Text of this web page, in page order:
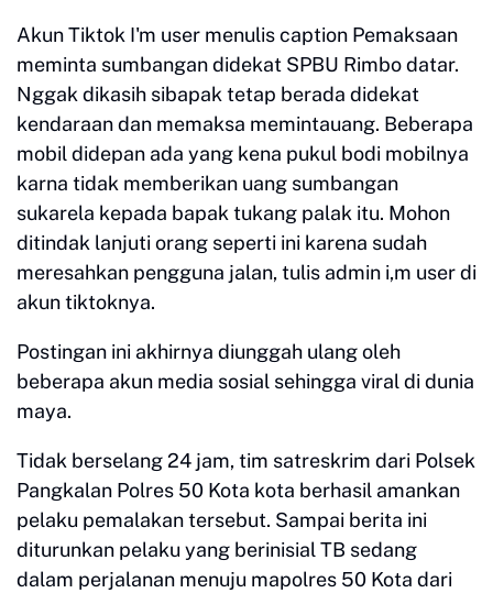
Akun Tiktok I'm user menulis caption Pemaksaan
meminta sumbangan didekat SPBU Rimbo datar.
Nggak dikasih sibapak tetap berada didekat
kendaraan dan memaksa memintauang. Beberapa
mobil didepan ada yang kena pukul bodi mobilnya
karna tidak memberikan uang sumbangan
sukarela kepada bapak tukang palak itu. Mohon
ditindak lanjuti orang seperti ini karena sudah
meresahkan pengguna jalan, tulis admin i,m user di
akun tiktoknya.
Postingan ini akhirnya diunggah ulang oleh
beberapa akun media sosial sehingga viral di dunia
maya.
Tidak berselang 24 jam, tim satreskrim dari Polsek
Pangkalan Polres 50 Kota kota berhasil amankan
pelaku pemalakan tersebut. Sampai berita ini
diturunkan pelaku yang berinisial TB sedang
dalam perjalanan menuju mapolres 50 Kota dari